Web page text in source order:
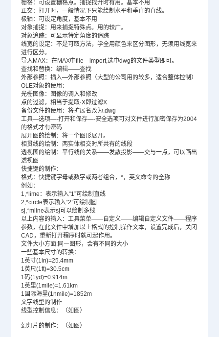
栅格：可设置栅格点。捕捉找开时有用。基本不用
正交：打开时，一般情况下只能绘制水平和垂直的直线。
极轴：可设定角度，基本不用
对象捕捉：用来捕捉特殊点。用的较广。
对象追踪：可显示特定角度的追踪
线宽的设定：不是可取方法，学全用颜色来区分图形，无须用线宽来
进行区分。
导入MAX：在MAX中file—import,选中dwg的文件类型即可。
查找和替换：编辑——查找
外部参照：插入—外部参照（大型的公司用的较多，适合整体控制）
OLE对象的使用：
光栅图像：图像的调入和修改
点的过滤，相当于提取·X即过滤X
备份文件的使用：将扩展名改为.dwg
工具—选项—-打开和保存—-安全选项可对文件进行加密保存为2004
的格式才有密码
展开图的绘制：将一个图形展开。
相贯线的绘制：两实体相交时所共有的线段
透视图的绘制：平行线的关系——发散投影——交与一点，可以画出
透视图
快捷键的制作：
格式：快捷键字母或数字或两者组合，*，英文命令的全称
例如：
1,*lime：表示输入“1”可绘制直线
2,*circle表示输入“2”可绘制圆
sj,*mline表示sj可以绘制多线
以上内容的输入：工具菜单——自定义——编辑自定义文件——程序
参数，在此文件中增加以上格式的控制操作文本，设置完成后，关闭
CAD，重新打开程序时就可起作用。
文件大小方面:同一图形，会有不同的大小
一些基本尺寸的转换：
1英寸(1in)=25.4mm
1英尺(1ft)=30.5cm
1码(1yd)=0.914m
1英里(1mile)=1.61km
1国际海里(1nmile)=1852m
文字线型的制作
线型控制信息：（如图）
幻灯片的制作：（如图）